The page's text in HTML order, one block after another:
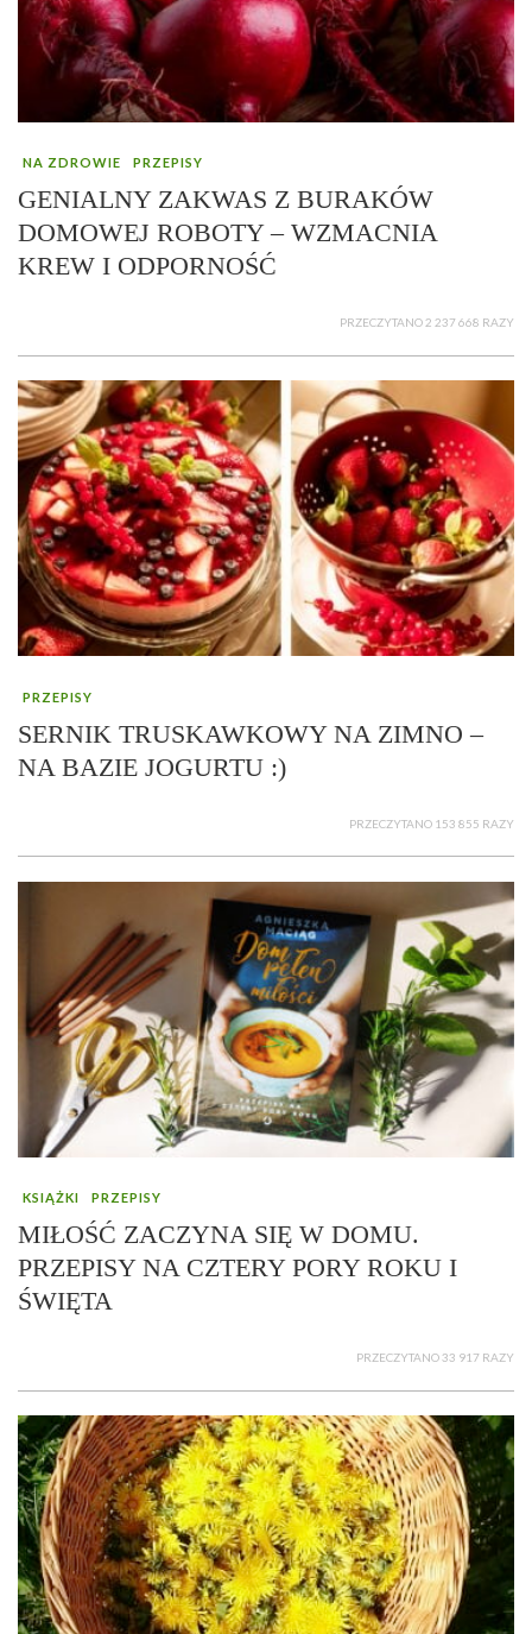
NA ZDROWIE PRZEPISY
GENIALNY ZAKWAS Z BURAKÓW
DOMOWEJ ROBOTY – WZMACNIA
KREW I ODPORNOŚĆ
PRZECZYTANO 2 237 668 RAZY
PRZEPISY
SERNIK TRUSKAWKOWY NA ZIMNO –
NA BAZIE JOGURTU :)
PRZECZYTANO 153 855 RAZY
KSIĄŻKI PRZEPISY
MIŁOŚĆ ZACZYNA SIĘ W DOMU.
PRZEPISY NA CZTERY PORY ROKU I
ŚWIĘTA
PRZECZYTANO 33 917 RAZY